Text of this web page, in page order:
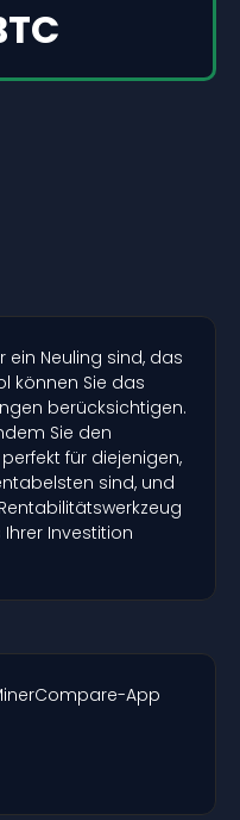
ein Neuling sind, das
können Sie das
berücksichtigen.
Sie den
für diejenigen,
sind, und
Investition
App